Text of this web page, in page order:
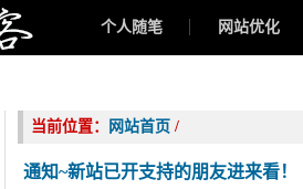
个人随笔 网站优化
当前位置： 网站首页 /
通知~新站已开支持的朋友进来看！